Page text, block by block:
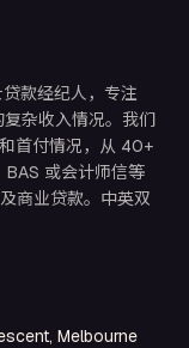
款经纪人，专注
杂收入情况。我们
首付情况，从 40+
或会计师信等
商业贷款。中英双
Melbourne